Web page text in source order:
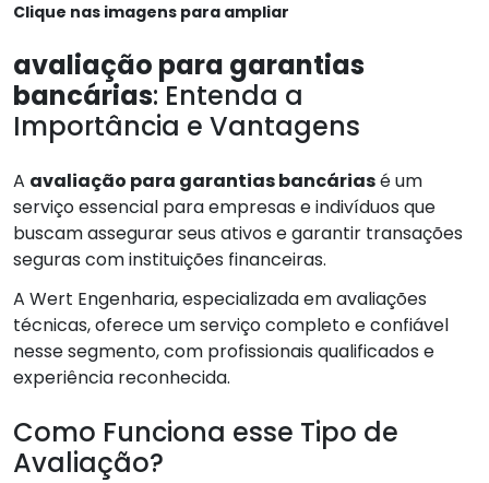
Clique nas imagens para ampliar
avaliação para garantias
bancárias: Entenda a
Importância e Vantagens
A avaliação para garantias bancáriasé um
serviço essencial para empresas e indivíduos que
buscam assegurar seus ativos e garantir transações
seguras com instituições financeiras.
A Wert Engenharia, especializada em avaliações
técnicas, oferece um serviço completo e confiável
nesse segmento, com profissionais qualificados e
experiência reconhecida.
Como Funciona esse Tipo de
Avaliação?